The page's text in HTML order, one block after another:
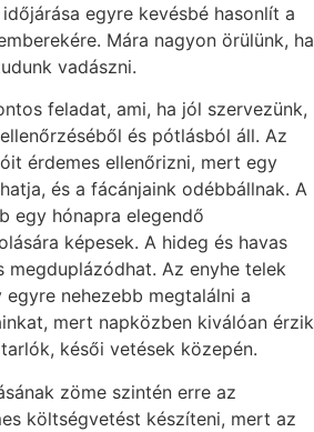
egyre kevésbé hasonlít a
Mára nagyon örülünk, ha
vadászni.
feladat, ami, ha jól szervezünk,
és pótlásból áll. Az
érdemes ellenőrizni, mert egy
és a fácánjaink odébbállnak. A
egy hónapra elegendő
képesek. A hideg és havas
megduplázódhat. Az enyhe telek
nehezebb megtalálni a
mert napközben kiválóan érzik
késői vetések közepén.
zöme szintén erre az
költségvetést készíteni, mert az